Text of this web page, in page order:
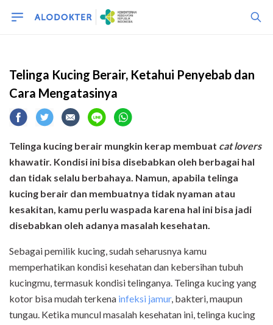
Telinga Kucing Berair, Ketahui Penyebab dan
Cara Mengatasinya
Telinga kucing berair mungkin kerap membuat cat lovers
khawatir. Kondisi ini bisa disebabkan oleh berbagai hal
dan tidak selalu berbahaya. Namun, apabila telinga
kucing berair dan membuatnya tidak nyaman atau
kesakitan, kamu perlu waspada karena hal ini bisa jadi
disebabkan oleh adanya masalah kesehatan.
Sebagai pemilik kucing, sudah seharusnya kamu
memperhatikan kondisi kesehatan dan kebersihan tubuh
kucingmu, termasuk kondisi telinganya. Telinga kucing yang
kotor bisa mudah terkena infeksi jamur, bakteri, maupun
tungau. Ketika muncul masalah kesehatan ini, telinga kucing